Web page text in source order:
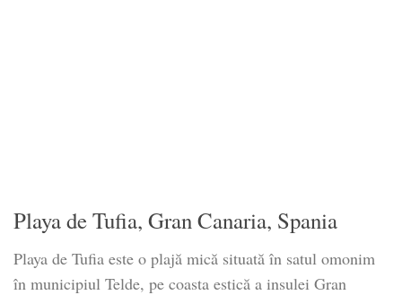
Playa de Tufia, Gran Canaria, Spania
Playa de Tufia este o plajă mică situată în satul omonim
în municipiul Telde, pe coasta estică a insulei Gran